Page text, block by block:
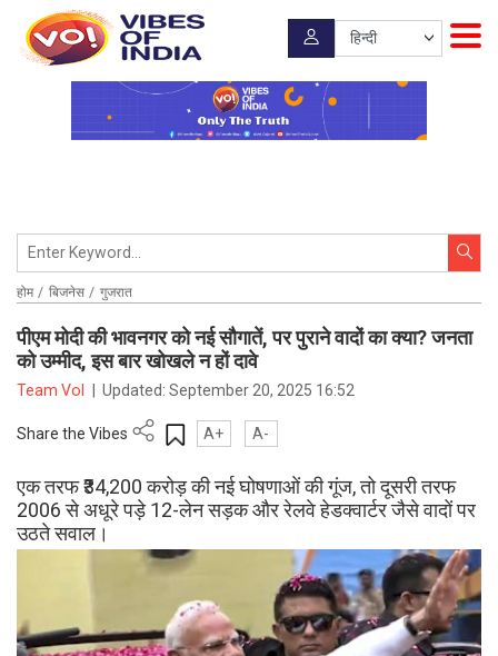
होम बिजनेस गुजरात
पीएम मोदी की भावनगर को नई सौगातें, पर पुराने वादों का क्या? जनता
को उम्मीद, इस बार खोखले न हों दावे
Team VoI Updated:September 20, 2025 16:52
Share the Vibes A+ A-
एक तरफ ₹34,200 करोड़ की नई घोषणाओं की गूंज, तो दूसरी तरफ
2006 से अधूरे पड़े 12-लेन सड़क और रेलवे हेडक्वार्टर जैसे वादों पर
उठते सवाल।